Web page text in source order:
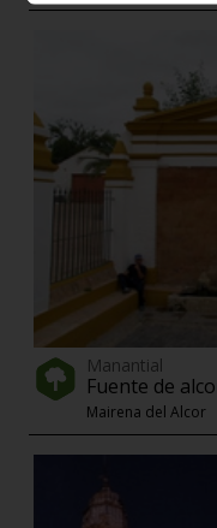
Manantial
Fuente de
Mairena del Alcor